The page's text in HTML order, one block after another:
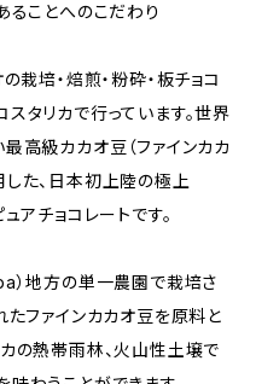
ることへのこだわり
培・焙煎・粉砕・板チョコ
タリカで行っています。世界
高級カカオ豆（ファインカカ
た、日本初上陸の極上
アチョコレートです。
）地方の単一農園で栽培さ
たファインカカオ豆を原料と
の熱帯雨林、火山性土壌で